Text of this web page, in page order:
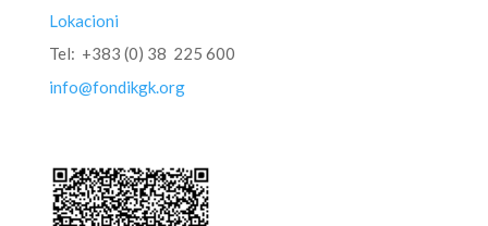
Lokacioni
Tel: +383 (0) 38 225 600
info@fondikgk.org